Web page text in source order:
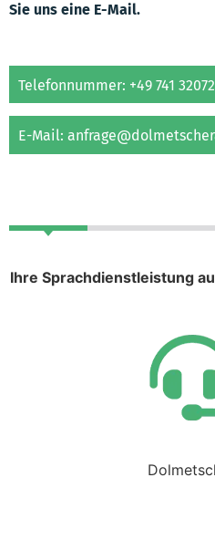
Sie uns eine E-Mail.
Telefonnummer: +49 741
E-Mail:
Ihre Sprachdienstleistung